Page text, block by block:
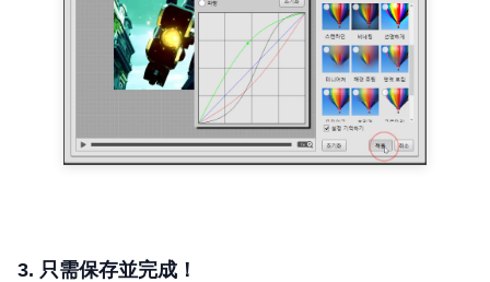
3. 只需保存並完成！